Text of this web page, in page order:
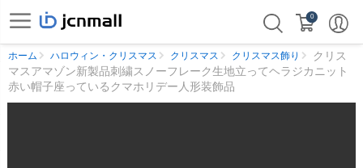
0
ホーム ハロウィン・クリスマス クリスマス クリスマス飾り
クリス
マスアマゾン新製品刺繍スノーフレーク生地立ってヘラジカニット
赤い帽子座っているクマホリデー人形装飾品